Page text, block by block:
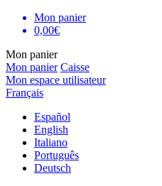
Mon panier
0,00€
Mon panier
Mon panier Caisse
Mon espace utilisateur
Français
Español
English
Italiano
Português
Deutsch